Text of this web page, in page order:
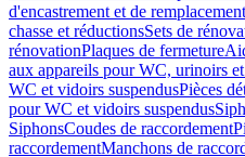
d'encastrement et de remplacement
chasse et réductionsSets de
rénovationPlaques de fermeture
aux appareils pour WC, urinoirs
WC et vidoirs suspendusPièces
pour WC et vidoirs suspendus
SiphonsCoudes de raccordement
raccordementManchons de